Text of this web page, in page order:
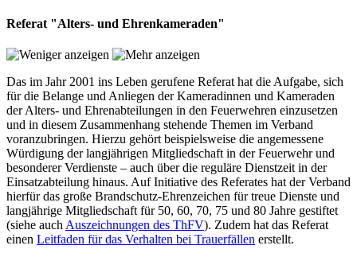
Referat "Alters- und Ehrenkameraden"
Das im Jahr 2001 ins Leben gerufene Referat hat die Aufgabe, sich
für die Belange und Anliegen der Kameradinnen und Kameraden
der Alters- und Ehrenabteilungen in den Feuerwehren einzusetzen
und in diesem Zusammenhang stehende Themen im Verband
voranzubringen. Hierzu gehört beispielsweise die angemessene
Würdigung der langjährigen Mitgliedschaft in der Feuerwehr und
besonderer Verdienste – auch über die reguläre Dienstzeit in der
Einsatzabteilung hinaus. Auf Initiative des Referates hat der Verband
hierfür das große Brandschutz-Ehrenzeichen für treue Dienste und
langjährige Mitgliedschaft für 50, 60, 70, 75 und 80 Jahre gestiftet
(siehe auch Auszeichnungen des ThFV). Zudem hat das Referat
einen Leitfaden für das Verhalten bei Trauerfällen erstellt.